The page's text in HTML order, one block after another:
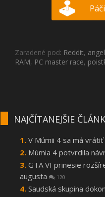
Zaradené pod: Reddit,
RAM, PC master race,
NAJČÍTANEJŠIE
V Múmii 4 sa má
Múmia 4 potvrdila
GTA VI prinesie
augusta
120
Saudská skupina